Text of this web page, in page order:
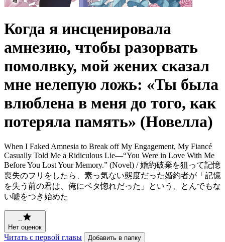
Когда я инсценировала
амнезию, чтобы разорвать
помолвку, мой жених сказал
мне нелепую ложь: «Ты была
влюблена в меня до того, как
потеряла память» (Новелла)
When I Faked Amnesia to Break off My Engagement, My Fiancé
Casually Told Me a Ridiculous Lie—“You Were in Love With Me
Before You Lost Your Memory.” (Novel) / 婚約破棄を狙って記憶
喪失のフリをしたら、素っ気ない態度だった婚約者が「記憶
を失う前の君は、俺にベタ惚れだった」という、とんでもな
い嘘をつき始めた
--
Нет оценок
Читать с первой главы Добавить в папку